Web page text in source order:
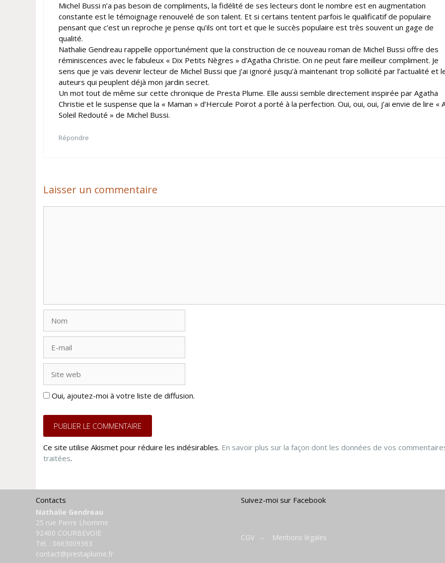
Michel Bussi n’a pas besoin de compliments, la fidélité de ses lecteurs dont le nombre est en augmentation
constante est le témoignage renouvelé de son talent. Et si certains tentent parfois le qualificatif de populaire
pensant que c’est un reproche je pense qu’ils ont tort et que le succès populaire est très souvent un gage de
qualité.
Nathalie Gendreau rappelle opportunément que la construction de ce nouveau roman de Michel Bussi offre des
réminiscences avec le fabuleux « Dix Petits Nègres » d’Agatha Christie. On ne peut faire meilleur compliment. Je
sens que je vais devenir lecteur de Michel Bussi que j’ai ignoré jusqu’à maintenant trop sollicité par l’actualité et
auteurs qui peuplent déjà mon jardin secret.
Un mot tout de même sur cette chronique de Presta Plume. Elle aussi semble directement inspirée par Agatha
Christie et le suspense que la « Maman » d’Hercule Poirot a porté à la perfection. Oui, oui, oui, j’ai envie de lire «
Soleil Redouté » de Michel Bussi.
Répondre
Laisser un commentaire
mail
web
Oui, ajoutez-moi à votre liste de diffusion.
Ce site utilise Akismet pour réduire les indésirables. En savoir plus sur la façon dont les données de vos
traitées.
Contacts
Nathalie Gendreau
25 rue Pierre Lhomme
92400 COURBEVOIE
Tél. : 0663009363
contact@prestaplume.fr
Suivez-moi sur Facebook
CGV – Mentions légales